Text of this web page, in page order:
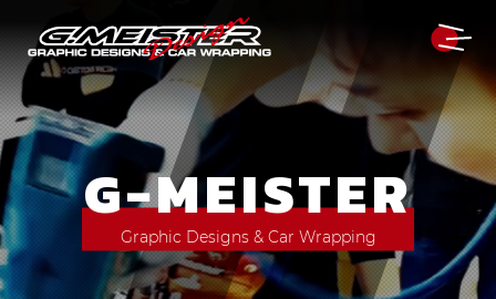
G-MEISTER
Graphic Designs& Car Wrapping